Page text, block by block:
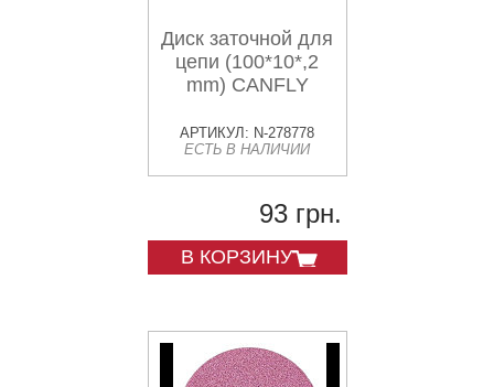
Диск заточной для
цепи (100*10*,2
mm) CANFLY
АРТИКУЛ: N-278778
ЕСТЬ В НАЛИЧИИ
93 грн.
В КОРЗИНУ